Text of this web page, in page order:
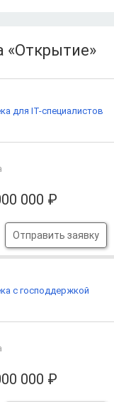
«Открытие»
000 ₽
Отправить заявку
для IT-специалистов
000 ₽
с господдержкой